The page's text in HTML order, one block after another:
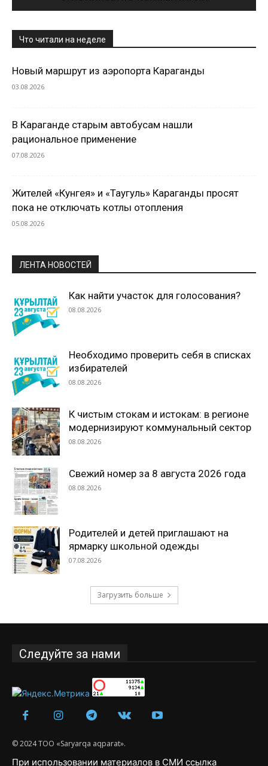
Что читали на неделе
Новый маршрут из аэропорта Караганды
03.08.2026
В Караганде старым автобусам нашли
рациональное применение
07.08.2026
Жителей «Кунгея» и «Таугуль» Караганды просят
пока не отключать котлы отопления
05.08.2026
ЛЕНТА НОВОСТЕЙ
Как найти участок для голосования?
08.08.2026
Необходимо проверить себя в списках
избирателей
08.08.2026
К чистым стокам и истокам: в регионе
модернизируют коммунальный сектор
08.08.2026
Свежий номер за 8 августа 2026 года
08.08.2026
Родителей и детей приглашают на
ярмарку школьной одежды
07.08.2026
Загрузить больше
Следуйте за нами
© 2024 ТОО «Saryarqa aqparat».
При использовании материалов в СМИ ссылка